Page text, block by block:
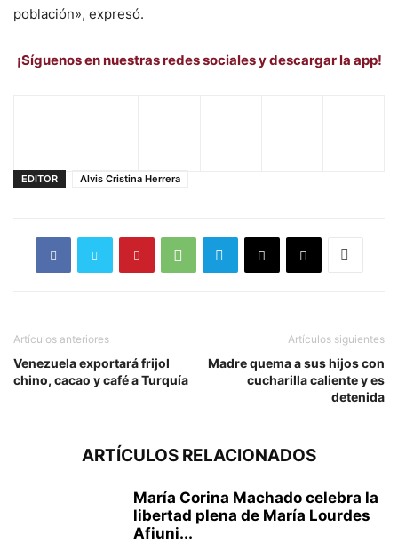
población», expresó.
¡Síguenos en nuestras redes sociales y descargar la app!
EDITOR Alvis Cristina Herrera
Artículos anteriores
Venezuela exportará frijol
chino, cacao y café a Turquía
Artículos siguientes
Madre quema a sus hijos con
cucharilla caliente y es
detenida
ARTÍCULOS RELACIONADOS
María Corina Machado celebra la
libertad plena de María Lourdes
Afiuni...